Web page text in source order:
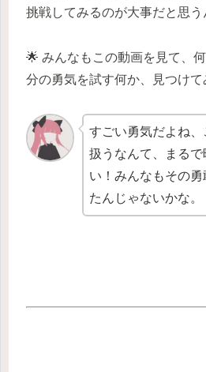
挑戦してみるのが大事だと思う
🌟 みんなもこの動画を見て、
分の勇気を試す何か、見つけて
すごい勇気だよね
扱うなんて、まる
い！みんなもその
たんじゃないかな。